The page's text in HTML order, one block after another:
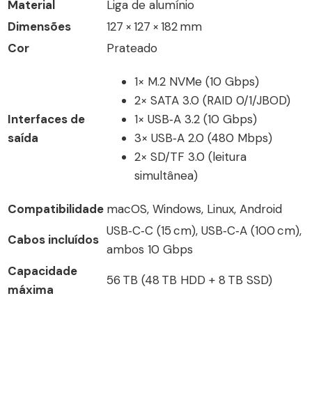
Material
Liga de alumínio
Dimensões
127 × 127 × 182 mm
Cor
Prateado
Interfaces de
saída
1× M.2 NVMe (10 Gbps)
2× SATA 3.0 (RAID 0/1/JBOD)
1× USB‑A 3.2 (10 Gbps)
3× USB‑A 2.0 (480 Mbps)
2× SD/TF 3.0 (leitura
simultânea)
Compatibilidade macOS, Windows, Linux, Android
Cabos incluídos
USB‑C‑C (15 cm), USB‑C‑A (100 cm),
ambos 10 Gbps
Capacidade
máxima
56 TB (48 TB HDD + 8 TB SSD)